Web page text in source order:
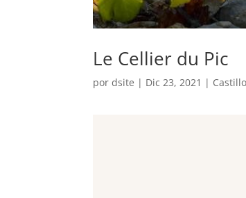
Le Cellier du Pic
pordsite | Dic 23, 2021 |